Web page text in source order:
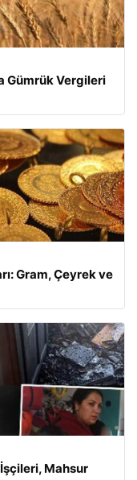
Gümrük Vergileri
Gram, Çeyrek ve
Mahsur